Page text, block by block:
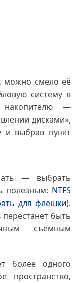
можно смело её
систему в
—
дисками»,
и выбрав пункт
— выбрать
полезным: NTFS
для флешки).
быть
съемным
более одного
пространство,